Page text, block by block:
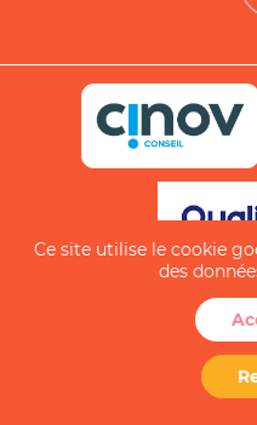
La
délivrée au
Ce site utilise le cookie
des